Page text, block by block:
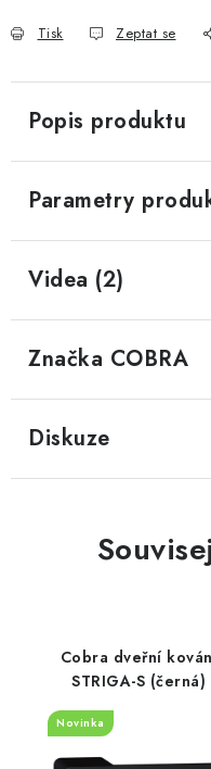
ZNAČKY
Oboroví ODBORNÍCI
Tisk Zeptat se
Popis produktu
Parametry
Videa (2)
Značka COBRA
Diskuze
Cobra dveřní
STRIGA-S (černá)
Novinka